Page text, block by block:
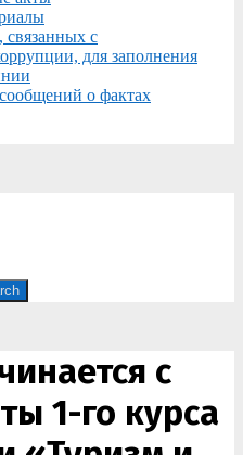
с
для заполнения
о фактах
с
1-го курса